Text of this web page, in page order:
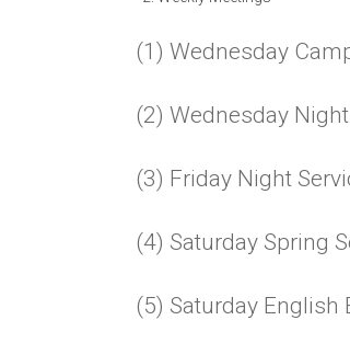
(1) Wednesday
(2) Wednesday
(3) Friday Night
(4) Saturday Spring
(5) Saturday English